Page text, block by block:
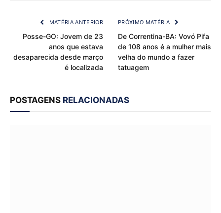
MATÉRIA ANTERIOR
Posse-GO: Jovem de 23
anos que estava
desaparecida desde março
é localizada
PRÓXIMO MATÉRIA
De Correntina-BA: Vovó Pifa
de 108 anos é a mulher mais
velha do mundo a fazer
tatuagem
POSTAGENS RELACIONADAS